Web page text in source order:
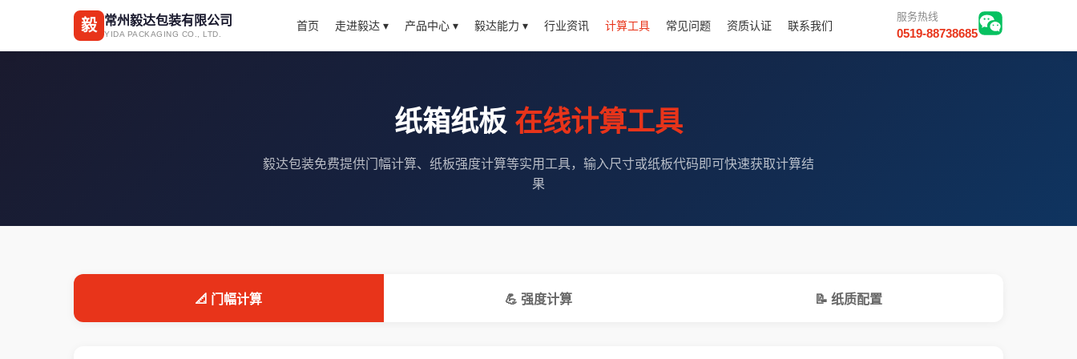
毅 常州毅达包装有限公司
YIDA PACKAGING CO., LTD.
首页 走进毅达 ▾ 产品中心 ▾ 毅达能力 ▾ 行业资讯 计算工具 常见问题 资质认证 联系我们
服务热线
0519-88738685
纸箱纸板 在线计算工具
毅达包装免费提供门幅计算、纸板强度计算等实用工具，输入尺寸或纸板代码即可快速获取计算结
果
📐 门幅计算 💪 强度计算 📝 纸质配置